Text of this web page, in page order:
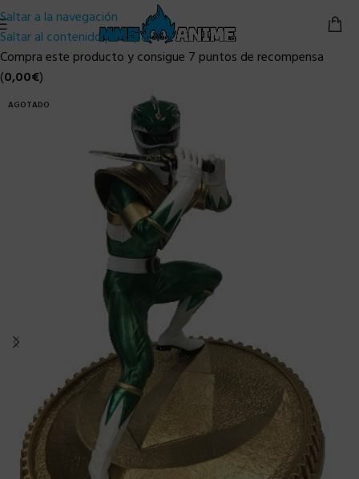
Saltar a la navegación
Saltar al contenido principal
Compra este producto y consigue 7 puntos de recompensa
(0,00€)
AGOTADO